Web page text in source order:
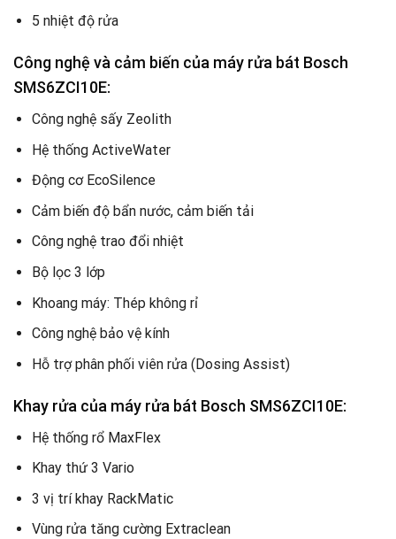
5 nhiệt độ rửa
Công nghệ và cảm biến của máy rửa bát Bosch
SMS6ZCI10E:
Công nghệ sấy Zeolith
Hệ thống ActiveWater
Động cơ EcoSilence
Cảm biến độ bẩn nước, cảm biến tải
Công nghệ trao đổi nhiệt
Bộ lọc 3 lớp
Khoang máy: Thép không rỉ
Công nghệ bảo vệ kính
Hỗ trợ phân phối viên rửa (Dosing Assist)
Khay rửa của máy rửa bát Bosch SMS6ZCI10E:
Hệ thống rổ MaxFlex
Khay thứ 3 Vario
3 vị trí khay RackMatic
Vùng rửa tăng cường Extraclean